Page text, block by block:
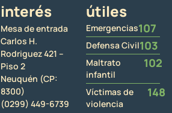
interés
Mesa de entrada
Carlos H.
Rodriguez 421 –
Piso 2
Neuquén (CP:
8300)
(0299) 449-6739
útiles
Emergencias107
Defensa Civil103
Maltrato
infantil
102
Víctimas de
violencia
148